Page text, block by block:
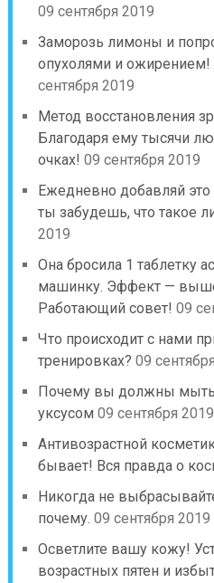
09 сентября 2019
Заморозь лимоны и
опухолями и ожирением!
сентября 2019
Метод восстановления
Благодаря ему тысячи
очках! 09 сентября 2019
Ежедневно добавляй
ты забудешь, что такое
2019
Она бросила 1 таблетку
машинку. Эффект —
Работающий совет! 09
Что происходит с нами
тренировках? 09
Почему вы должны
уксусом 09 сентября 2019
Антивозрастной
бывает! Вся правда о
Никогда не
почему. 09 сентября 2019
Осветлите вашу кожу!
возрастных пятен и